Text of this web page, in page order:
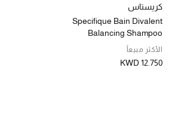
كريستاس
Specifique Bain Divalent
Balancing Shampoo
الأكثر مبيعاً
KWD 12.750